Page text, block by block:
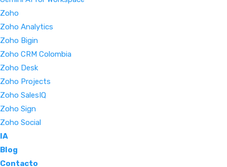
Zoho
Zoho Analytics
Zoho Bigin
Zoho CRM Colombia
Zoho Desk
Zoho Projects
Zoho SalesIQ
Zoho Sign
Zoho Social
IA
Blog
Contacto